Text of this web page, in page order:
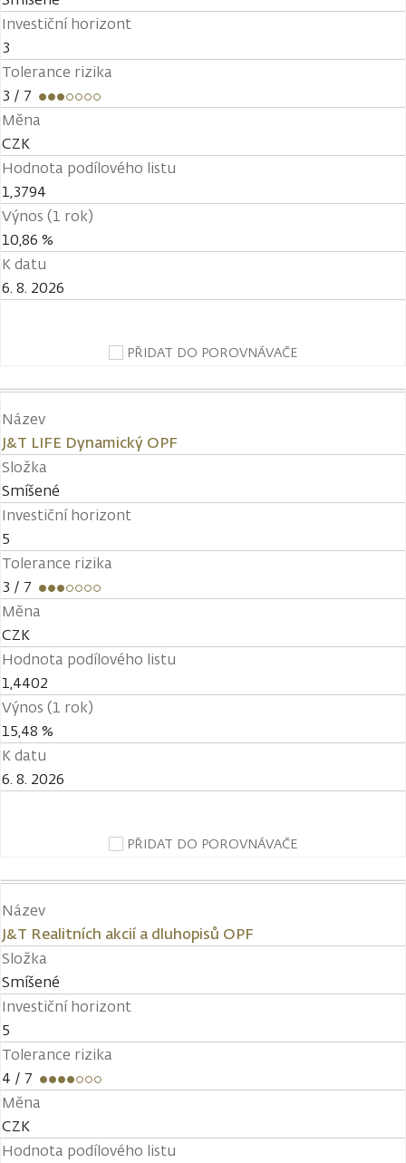
Investiční horizont
3
Tolerance rizika
3 / 7
Měna
CZK
Hodnota podílového listu
1,3794
Výnos (1 rok)
10,86 %
K datu
6. 8. 2026
PŘIDAT DO POROVNÁVAČE
Název
J&T LIFE Dynamický OPF
Složka
Smíšené
Investiční horizont
5
Tolerance rizika
3 / 7
Měna
CZK
Hodnota podílového listu
1,4402
Výnos (1 rok)
15,48 %
K datu
6. 8. 2026
PŘIDAT DO POROVNÁVAČE
Název
J&T Realitních akcií a dluhopisů OPF
Složka
Smíšené
Investiční horizont
5
Tolerance rizika
4 / 7
Měna
CZK
Hodnota podílového listu